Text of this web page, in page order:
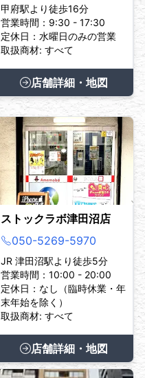
甲府駅より徒歩16分
営業時間：9:30 - 17:30
定休日：水曜日のみの営業
取扱商材: すべて
店舗詳細・地図
ストックラボ津田沼店
050-5269-5970
JR 津田沼駅より徒歩5分
営業時間：10:00 - 20:00
定休日：なし（臨時休業・年
末年始を除く）
取扱商材: すべて
店舗詳細・地図